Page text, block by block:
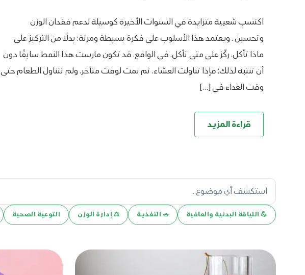
اكتسب شعبية متزايدة في السنوات الأخيرة كوسيلة لدعم فقدان الوزن
وتحسين . ويعتمد هذا الأسلوب على فكرة بسيطة ومرنة: بدلًا من التركيز على
ماذا تأكل، ركّز على متى تأكل. في الواقع، قد تكون مارست هذا النمط سابقًا دون
أن تنتبه لذلك؛ فإذا تناولت العشاء، ثم نمت لوقت متأخر، ولم تتناول الطعام حتى
وقت الغداء في […]
قراءة المزيد
💪️ اللياقة البدنية والعافية 🥗 التغذية ⚖️ إدارة الوزن التوعية الصحية